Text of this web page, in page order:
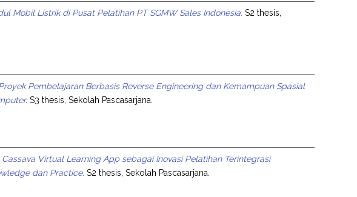
Mobil Listrik di Pusat Pelatihan PT SGMW Sales Indonesia. S2 thesis,
Pembelajaran Berbasis Reverse Engineering dan Kemampuan Spasial
S3 thesis, Sekolah Pascasarjana.
Cassava Virtual Learning App sebagai Inovasi Pelatihan Terintegrasi
dan Practice. S2 thesis, Sekolah Pascasarjana.